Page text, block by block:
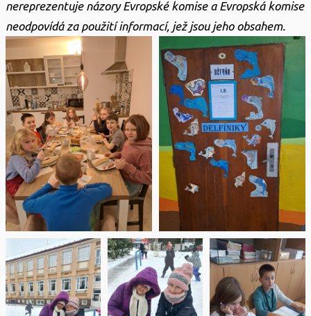
nereprezentuje názory Evropské komise a Evropská komise
neodpovídá za použití informací, jež jsou jeho obsahem.